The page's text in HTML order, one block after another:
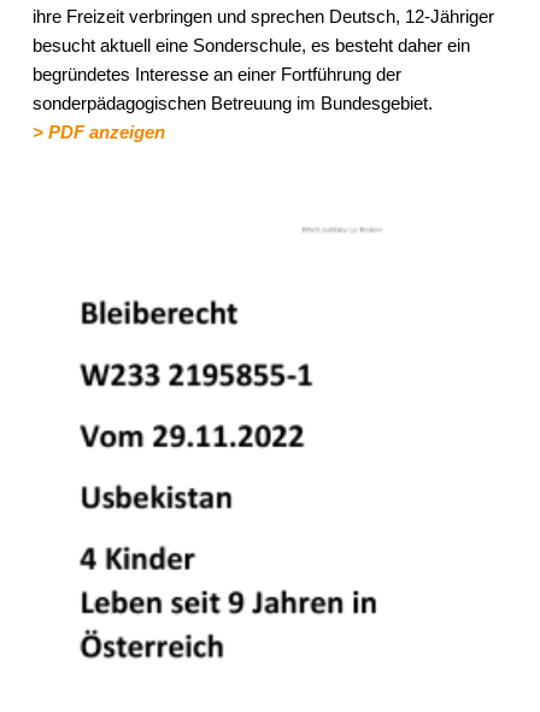
ihre Freizeit verbringen und sprechen Deutsch, 12-Jähriger
besucht aktuell eine Sonderschule, es besteht daher ein
begründetes Interesse an einer Fortführung der
sonderpädagogischen Betreuung im Bundesgebiet.
> PDF anzeigen